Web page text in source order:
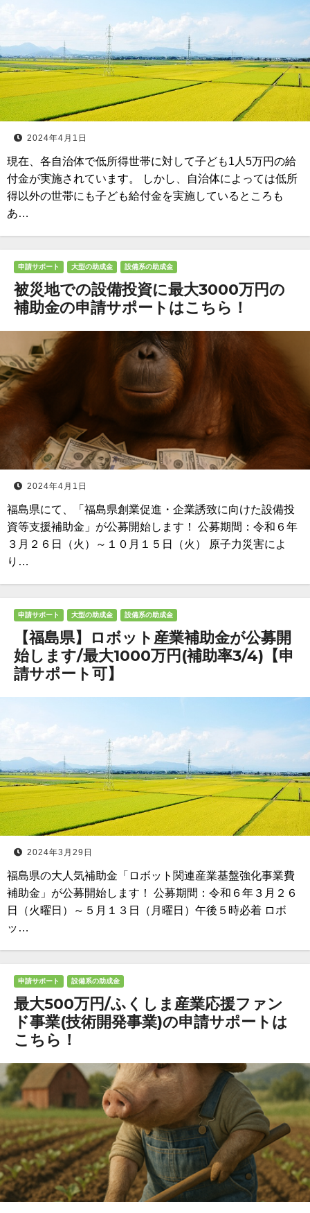
2024年4月1日
現在、各自治体で低所得世帯に対して子ども1人5万円の給
付金が実施されています。 しかし、自治体によっては低所
得以外の世帯にも子ども給付金を実施しているところも
あ…
申請サポート 大型の助成金 設備系の助成金
被災地での設備投資に最大3000万円の
補助金の申請サポートはこちら！
2024年4月1日
福島県にて、「福島県創業促進・企業誘致に向けた設備投
資等支援補助金」が公募開始します！ 公募期間：令和６年
３月２６日（火）～１０月１５日（火） 原子力災害によ
り…
申請サポート 大型の助成金 設備系の助成金
【福島県】ロボット産業補助金が公募開
始します/最大1000万円(補助率3/4)【申
請サポート可】
2024年3月29日
福島県の大人気補助金「ロボット関連産業基盤強化事業費
補助金」が公募開始します！ 公募期間：令和６年３月２６
日（火曜日）～５月１３日（月曜日）午後５時必着 ロボ
ッ…
申請サポート 設備系の助成金
最大500万円/ふくしま産業応援ファン
ド事業(技術開発事業)の申請サポートは
こちら！